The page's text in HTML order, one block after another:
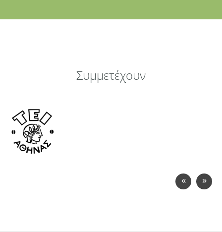
Συμμετέχουν
« »